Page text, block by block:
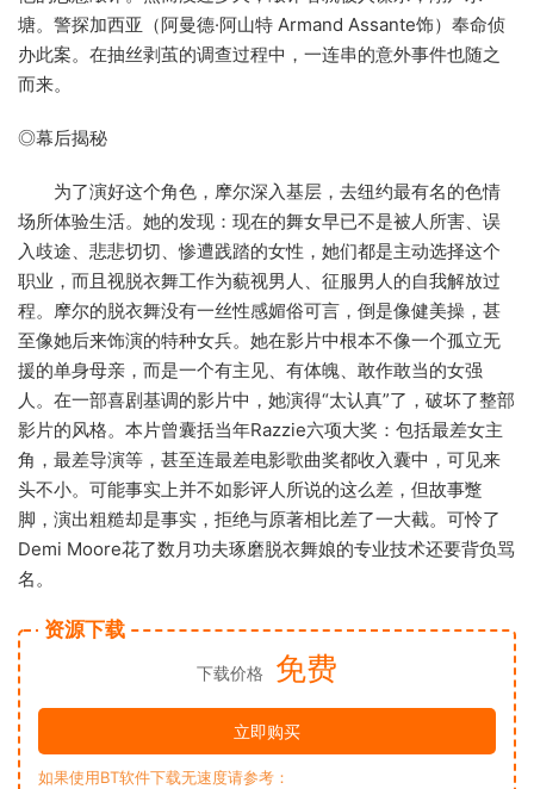
塘。警探加西亚（阿曼德·阿山特 Armand Assante饰）奉命侦
办此案。在抽丝剥茧的调查过程中，一连串的意外事件也随之
而来。
◎幕后揭秘
为了演好这个角色，摩尔深入基层，去纽约最有名的色情
场所体验生活。她的发现：现在的舞女早已不是被人所害、误
入歧途、悲悲切切、惨遭践踏的女性，她们都是主动选择这个
职业，而且视脱衣舞工作为藐视男人、征服男人的自我解放过
程。摩尔的脱衣舞没有一丝性感媚俗可言，倒是像健美操，甚
至像她后来饰演的特种女兵。她在影片中根本不像一个孤立无
援的单身母亲，而是一个有主见、有体魄、敢作敢当的女强
人。在一部喜剧基调的影片中，她演得“太认真”了，破坏了整部
影片的风格。本片曾囊括当年Razzie六项大奖：包括最差女主
角，最差导演等，甚至连最差电影歌曲奖都收入囊中，可见来
头不小。可能事实上并不如影评人所说的这么差，但故事蹩
脚，演出粗糙却是事实，拒绝与原著相比差了一大截。可怜了
Demi Moore花了数月功夫琢磨脱衣舞娘的专业技术还要背负骂
名。
资源下载
下载价格 免费
立即购买
如果使用BT软件下载无速度请参考：